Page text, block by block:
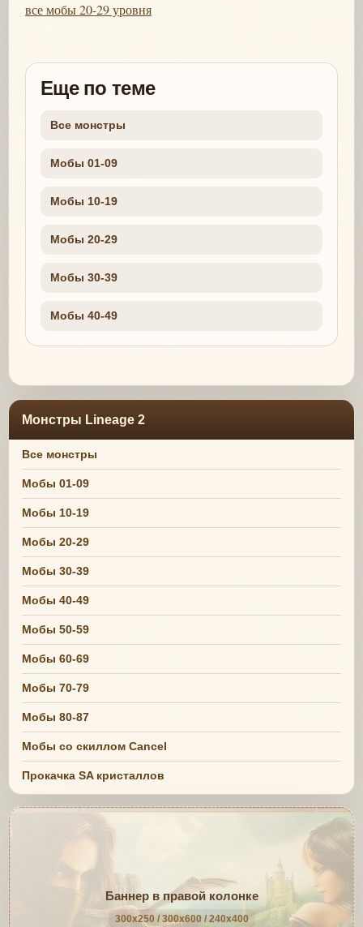
все мобы 20-29 уровня
Еще по теме
Все монстры
Мобы 01-09
Мобы 10-19
Мобы 20-29
Мобы 30-39
Мобы 40-49
Монстры Lineage 2
Все монстры
Мобы 01-09
Мобы 10-19
Мобы 20-29
Мобы 30-39
Мобы 40-49
Мобы 50-59
Мобы 60-69
Мобы 70-79
Мобы 80-87
Мобы со скиллом Cancel
Прокачка SA кристаллов
Баннер в правой колонке
300x250 / 300x600 / 240x400